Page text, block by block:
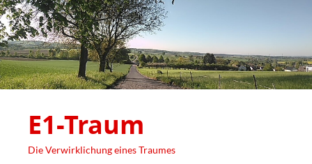
E1-Traum
Die Verwirklichung eines Traumes